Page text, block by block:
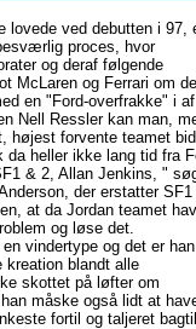
lovede ved debutten i 97,
proces, hvor
og deraf følgende
McLaren og Ferrari om
en "Ford-overfrakke" i af
Nell Ressler kan man,
højest forvente teamet
heller ikke lang tid fra
& 2, Allan Jenkins, "
der erstatter
at da Jordan teamet
og løse det.
vindertype og det er han
blandt alle
skottet på løfter om
måske også lidt at
fortil og taljeret